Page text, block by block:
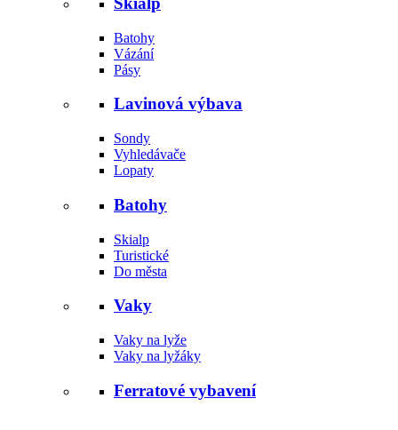
Batohy
Vázání
Pásy
Lavinová výbava
Sondy
Vyhledávače
Lopaty
Batohy
Skialp
Turistické
Do města
Vaky
Vaky na lyže
Vaky na lyžáky
Ferratové vybavení